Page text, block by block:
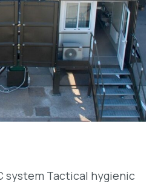
system Tactical hygienic